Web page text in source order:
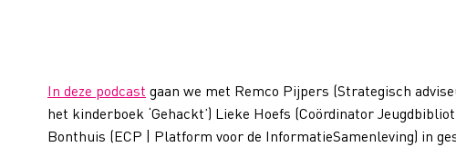
In deze podcast gaan we met Remco Pijpers (Strategisch
het kinderboek ‘Gehackt’) Lieke Hoefs (Coördinator
Bonthuis (ECP | Platform voor de InformatieSamenleving) in